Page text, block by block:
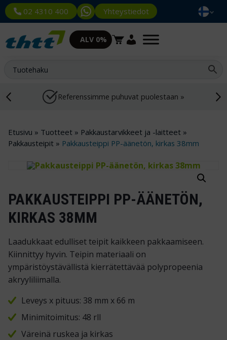
02 4310 400 Yhteystiedot
ALV 0%
Referenssimme puhuvat puolestaan »
Etusivu » Tuotteet » Pakkaustarvikkeet ja -laitteet »
Pakkausteipit » Pakkausteippi PP-äänetön, kirkas 38mm
PAKKAUSTEIPPI PP-ÄÄNETÖN,
KIRKAS 38MM
Laadukkaat edulliset teipit kaikkeen pakkaamiseen.
Kiinnittyy hyvin. Teipin materiaali on
ympäristöystävällistä kierrätettävää polypropeenia
akryyliliimalla.
Leveys x pituus: 38 mm x 66 m
Minimitoimitus: 48 rll
Väreinä ruskea ja kirkas